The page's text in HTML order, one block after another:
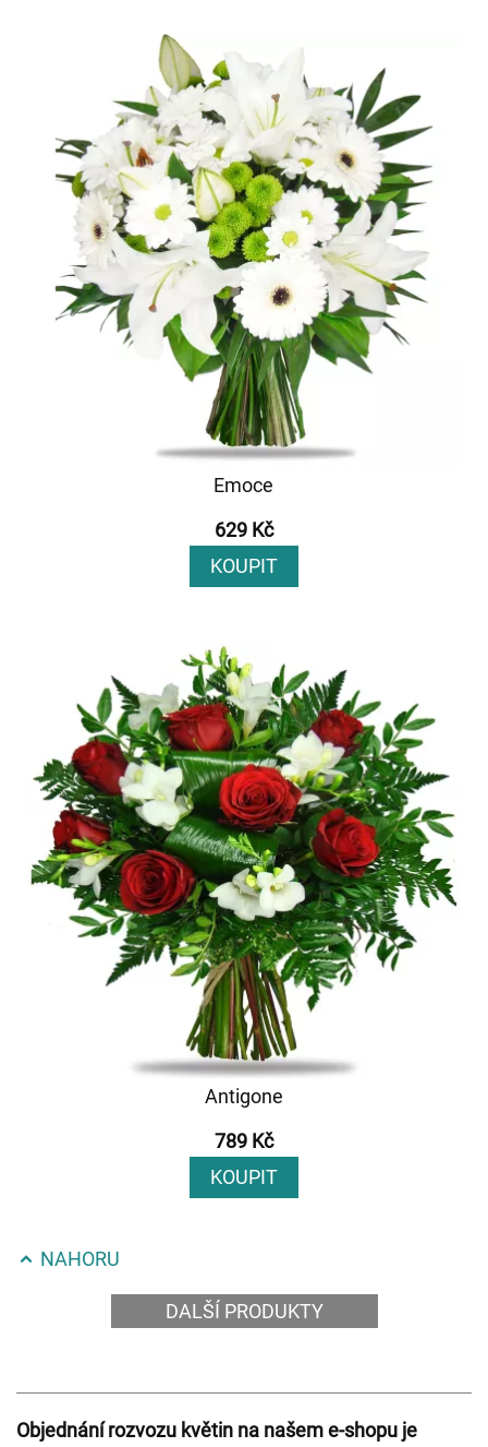
Emoce
629 Kč
KOUPIT
Antigone
789 Kč
KOUPIT
NAHORU
DALŠÍ PRODUKTY
Objednání rozvozu květin na našem e-shopu je